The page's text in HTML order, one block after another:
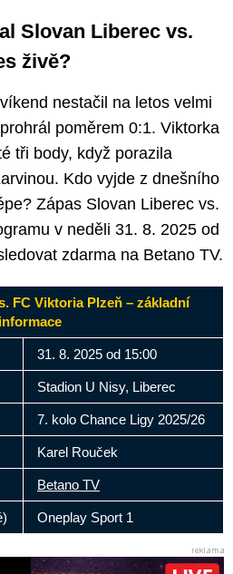
Slovan Liberec vs.
živě?
nestačil na letos velmi
poměrem 0:1. Viktorka
tři body, když porazila
Kdo vyjde z dnešního
Zápas Slovan Liberec vs.
v neděli 31. 8. 2025 od
zdarma na Betano TV.
FC Viktoria Plzeň – základní
informace
31. 8. 2025 od 15:00
Stadion U Nisy, Liberec
7. kolo Chance Ligy 2025/26
Karel Rouček
Betano TV
Oneplay Sport 1